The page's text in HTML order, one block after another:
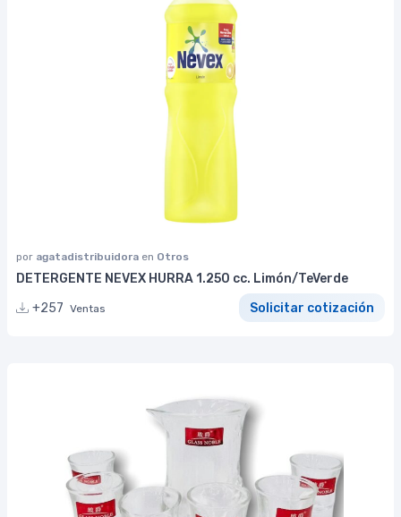
por agatadistribuidora en Otros
DETERGENTE NEVEX HURRA 1.250 cc. Limón/TeVerde
+257 Ventas Solicitar cotización